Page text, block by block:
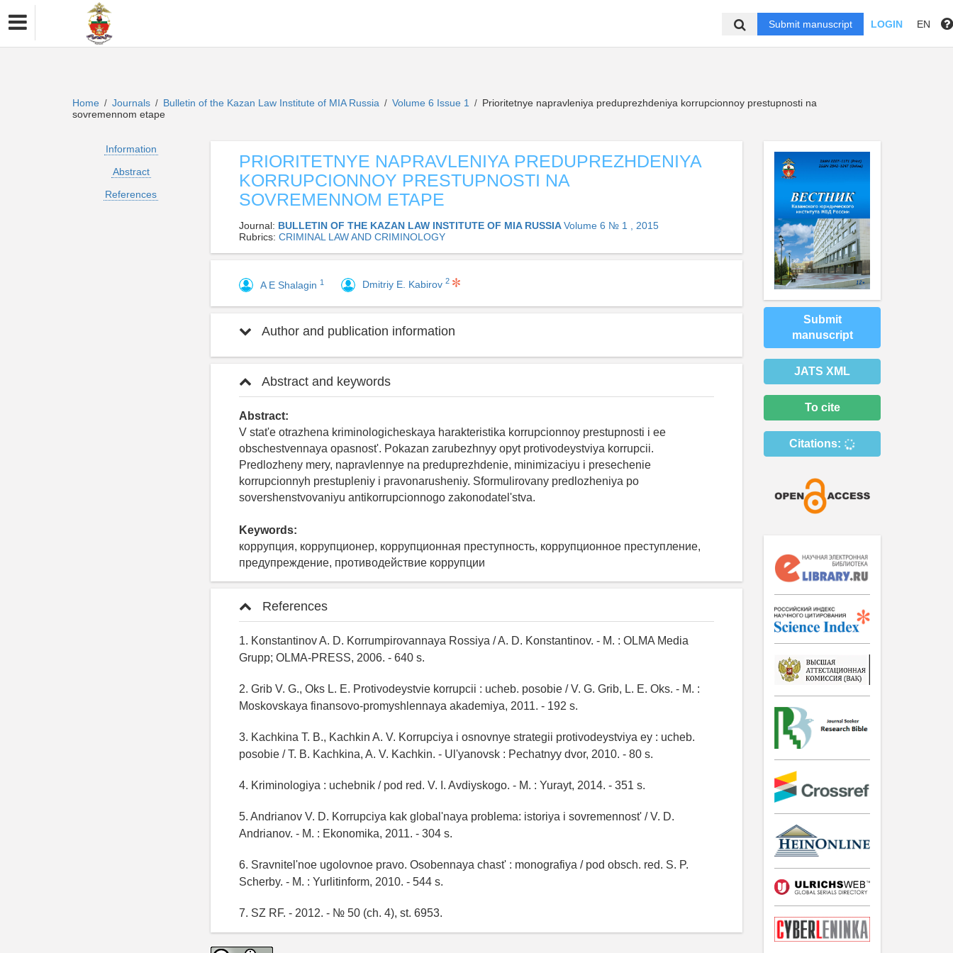
Submit manuscript LOGIN EN
Home / Journals / Bulletin of the Kazan Law Institute of MIA Russia / Volume 6 Issue 1 / Prioritetnye napravleniya preduprezhdeniya korrupcionnoy prestupnosti na
sovremennom etape
Information
Abstract
References
PRIORITETNYE NAPRAVLENIYA PREDUPREZHDENIYA
KORRUPCIONNOY PRESTUPNOSTI NA
SOVREMENNOM ETAPE
Journal: BULLETIN OF THE KAZAN LAW INSTITUTE OF MIA RUSSIAVolume 6 № 1 , 2015
Rubrics: CRIMINAL LAW AND CRIMINOLOGY
A E Shalagin 1 Dmitriy E. Kabirov 2
Author and publication information
Abstract and keywords
Abstract:
V stat'e otrazhena kriminologicheskaya harakteristika korrupcionnoy prestupnosti i ee
obschestvennaya opasnost'. Pokazan zarubezhnyy opyt protivodeystviya korrupcii.
Predlozheny mery, napravlennye na preduprezhdenie, minimizaciyu i presechenie
korrupcionnyh prestupleniy i pravonarusheniy. Sformulirovany predlozheniya po
sovershenstvovaniyu antikorrupcionnogo zakonodatel'stva.
Keywords:
коррупция, коррупционер, коррупционная преступность, коррупционное преступление,
предупреждение, противодействие коррупции
References
1. Konstantinov A. D. Korrumpirovannaya Rossiya / A. D. Konstantinov. - M. : OLMA Media
Grupp; OLMA-PRESS, 2006. - 640 s.
2. Grib V. G., Oks L. E. Protivodeystvie korrupcii : ucheb. posobie / V. G. Grib, L. E. Oks. - M. :
Moskovskaya finansovo-promyshlennaya akademiya, 2011. - 192 s.
3. Kachkina T. B., Kachkin A. V. Korrupciya i osnovnye strategii protivodeystviya ey : ucheb.
posobie / T. B. Kachkina, A. V. Kachkin. - Ul'yanovsk : Pechatnyy dvor, 2010. - 80 s.
4. Kriminologiya : uchebnik / pod red. V. I. Avdiyskogo. - M. : Yurayt, 2014. - 351 s.
5. Andrianov V. D. Korrupciya kak global'naya problema: istoriya i sovremennost' / V. D.
Andrianov. - M. : Ekonomika, 2011. - 304 s.
6. Sravnitel'noe ugolovnoe pravo. Osobennaya chast' : monografiya / pod obsch. red. S. P.
Scherby. - M. : Yurlitinform, 2010. - 544 s.
7. SZ RF. - 2012. - № 50 (ch. 4), st. 6953.
Submit
manuscript
JATS XML
To cite
Citations: